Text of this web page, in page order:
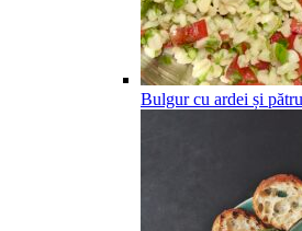
Bulgur cu ardei și